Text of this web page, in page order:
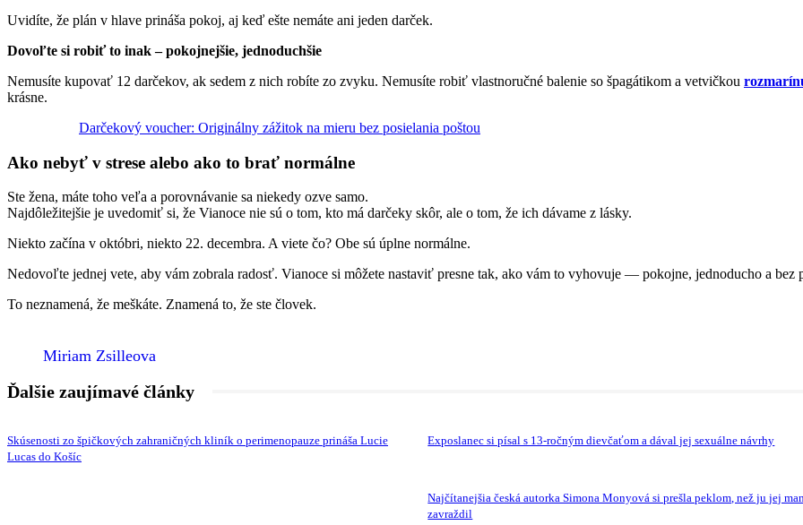
Uvidíte, že plán v hlave prináša pokoj, aj keď ešte nemáte ani jeden darček.
Dovoľte si robiť to inak – pokojnejšie, jednoduchšie
Nemusíte kupovať 12 darčekov, ak sedem z nich robíte zo zvyku. Nemusíte robiť vlastnoručné balenie so špagátikom a vetvičkou
krásne.
Darčekový voucher: Originálny zážitok na mieru bez posielania poštou
Ako nebyť v strese alebo ako to brať normálne
Ste žena, máte toho veľa a porovnávanie sa niekedy ozve samo.
Najdôležitejšie je uvedomiť si, že Vianoce nie sú o tom, kto má darčeky skôr, ale o tom, že ich dávame z lásky.
Niekto začína v októbri, niekto 22. decembra. A viete čo? Obe sú úplne normálne.
Nedovoľte jednej vete, aby vám zobrala radosť. Vianoce si môžete nastaviť presne tak, ako vám to vyhovuje — pokojne, jednoducho a
To neznamená, že meškáte. Znamená to, že ste človek.
Miriam Zsilleova
Ďalšie zaujímavé články
Skúsenosti zo špičkových zahraničných kliník o perimenopauze prináša Lucie
Lucas do Košíc
Exposlanec si písal s 13-ročným dievčaťom a dával jej sexuálne návrhy
Najčítanejšia česká autorka Simona Monyová si prešla peklom, než ju jej
zavraždil